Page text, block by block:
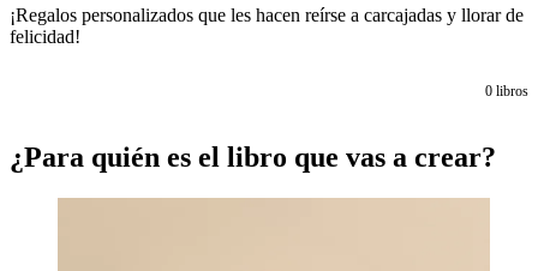
¡Regalos personalizados que les hacen reírse a carcajadas y llorar de
felicidad!
0 libros
¿Para quién es el libro que vas a crear?